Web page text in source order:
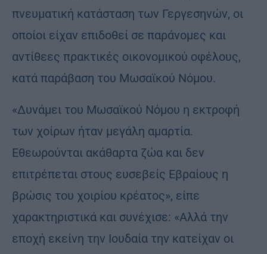
πνευματική κατάσταση των Γεργεσηνών, οι
οποίοι είχαν επιδοθεί σε παράνομες και
αντίθεες πρακτικές οικονομικού οφέλους,
κατά παράβαση του Μωσαϊκού Νόμου.
«Δυνάμει του Μωσαϊκού Νόμου η εκτροφή
των χοίρων ήταν μεγάλη αμαρτία.
Εθεωρούνται ακάθαρτα ζώα και δεν
επιτρέπεται στους ευσεβείς Εβραίους η
βρώσις του χοιρίου κρέατος», είπε
χαρακτηριστικά και συνέχισε: «Αλλά την
εποχή εκείνη την Ιουδαία την κατείχαν οι